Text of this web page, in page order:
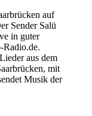
auf
Sender Salü
in guter
Radio.de.
aus dem
mit
Musik der